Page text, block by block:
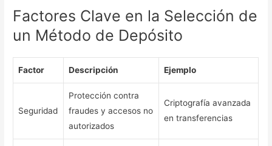
Factores Clave en la Selección de
un Método de Depósito
Factor Descripción Ejemplo
Seguridad
Protección contra
fraudes y accesos no
autorizados
Criptografía avanzada
en transferencias